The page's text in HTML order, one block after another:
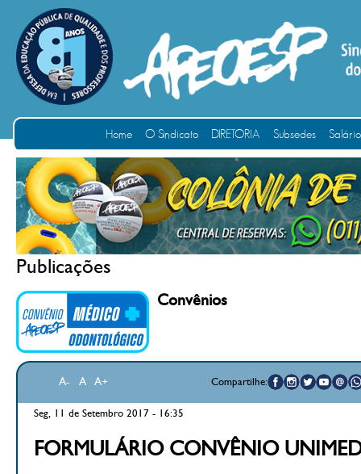
Home O Sindicato DIRETORIA Subsedes
Publicações
Convênios
A- A A+ Compartilhe:
Seg, 11 de Setembro 2017 - 16:35
FORMULÁRIO CONVÊNIO